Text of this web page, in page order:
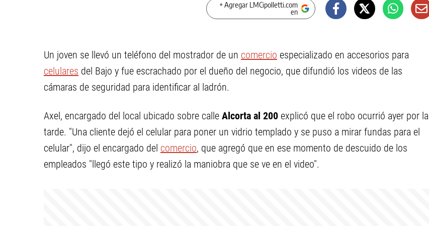
+ Agregar LMCipolletti.com
en
Un joven se llevó un teléfono del mostrador de un comercio especializado en accesorios para
celulares del Bajo y fue escrachado por el dueño del negocio, que difundió los videos de las
cámaras de seguridad para identificar al ladrón.
Axel, encargado del local ubicado sobre calle Alcorta al 200 explicó que el robo ocurrió ayer por la
tarde. "Una cliente dejó el celular para poner un vidrio templado y se puso a mirar fundas para el
celular", dijo el encargado del comercio, que agregó que en ese momento de descuido de los
empleados "llegó este tipo y realizó la maniobra que se ve en el video".